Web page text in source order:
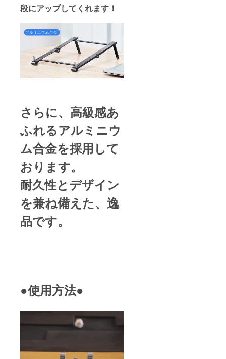
段にアップしてくれます！
さらに、高級感あ
ふれるアルミニウ
ム合金を採用して
おります。
耐久性とデザイン
を兼ね備えた、逸
品です。
●使用方法●